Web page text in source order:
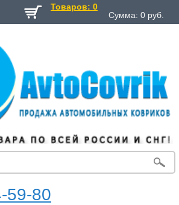
Товаров: 0
Сумма: 0 руб.
59-80